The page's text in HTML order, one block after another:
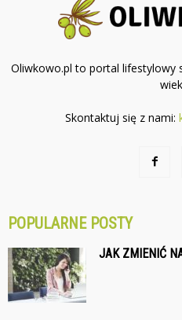
Oliwkowo.pl to portal lifestylowy
Skontaktuj się z nami:
POPULARNE POSTY
JAK ZMIENIĆ